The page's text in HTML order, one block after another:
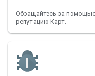
Обращайтесь за
репутацию Карт.